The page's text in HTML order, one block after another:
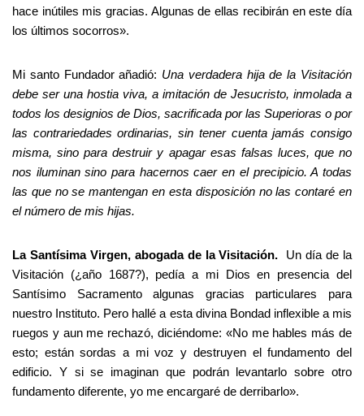
hace inútiles mis gracias. Algunas de ellas recibirán en este día
los últimos socorros».
Mi santo Fundador añadió: Una verdadera hija de la Visitación
debe ser una hostia viva, a imitación de Jesucristo, inmolada a
todos los designios de Dios, sacrificada por las Superioras o por
las contrariedades ordinarias, sin tener cuenta jamás consigo
misma, sino para destruir y apagar esas falsas luces, que no
nos iluminan sino para hacernos caer en el precipicio. A todas
las que no se mantengan en esta disposición no las contaré en
el número de mis hijas.
La Santísima Virgen, abogada de la Visitación.
Un día de la
Visitación (¿año 1687?), pedía a mi Dios en presencia del
Santísimo Sacramento algunas gracias particulares para
nuestro Instituto. Pero hallé a esta divina Bondad inflexible a mis
ruegos y aun me rechazó, diciéndome: «No me hables más de
esto; están sordas a mi voz y destruyen el fundamento del
edificio. Y si se imaginan que podrán levantarlo sobre otro
fundamento diferente, yo me encargaré de derribarlo».